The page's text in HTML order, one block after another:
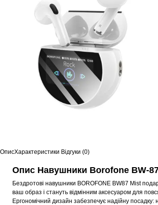
ОписХарактеристики Відгуки (0)
Опис Навушники Borofone BW-
Бездротові навушники BOROFONE BW87 Mist
ваш образ і стануть відмінним аксесуаром для
Ергономічний дизайн забезпечує надійну